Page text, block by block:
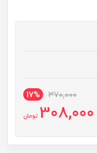
370,000
17%
308,000 تومان